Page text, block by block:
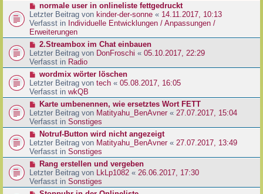
g
r
a
g
r
B
e
i
r
a
g
N
e
u
e
r
B
e
i
r
a
g
normale user in onlineliste fettgedruckt
Letzter Beitrag von kinder-der-sonne « 14.11.2017, 10:13
Verfasst in Individuelle Entwicklungen / Anpassungen /
Erweiterungen
N
e
u
e
r
B
e
t
r
a
g
2.Streambox im Chat einbauen
Letzter Beitrag von DonFroschi « 05.10.2017, 22:29
Verfasst in Radio
N
e
u
e
r
B
e
t
r
a
g
wordmix wörter löschen
Letzter Beitrag von tech « 05.08.2017, 16:05
Verfasst in wkQB
N
e
u
e
r
B
e
t
r
a
Karte umbenennen, wie ersetztes Wort FETT
Letzter Beitrag von Matityahu_BenAvner « 27.07.2017, 15:04
Verfasst in Sonstiges
N
e
u
e
r
B
e
Notruf-Button wird nicht angezeigt
Letzter Beitrag von Matityahu_BenAvner« 27.07.2017, 13:49
Verfasst in Sonstiges
N
e
u
e
Rang erstellen und vergeben
Letzter Beitrag von LkLp1082 « 26.06.2017, 17:30
Verfasst in Sonstiges